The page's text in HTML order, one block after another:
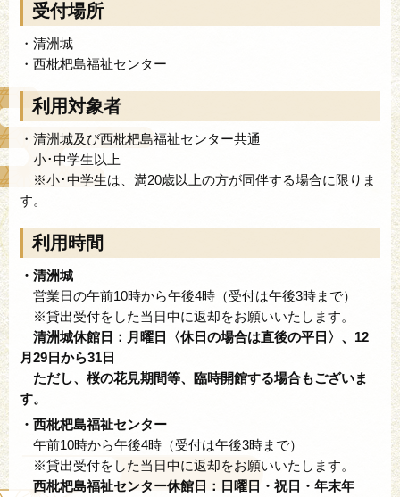
受付場所
・清洲城
・西枇杷島福祉センター
利用対象者
・清洲城及び西枇杷島福祉センター共通
小･中学生以上
※小･中学生は、満20歳以上の方が同伴する場合に限りま
す。
利用時間
・清洲城
営業日の午前10時から午後4時（受付は午後3時まで）
※貸出受付をした当日中に返却をお願いいたします。
清洲城休館日：月曜日〈休日の場合は直後の平日〉、12
月29日から31日
ただし、桜の花見期間等、臨時開館する場合もございま
す。
・西枇杷島福祉センター
午前10時から午後4時（受付は午後3時まで）
※貸出受付をした当日中に返却をお願いいたします。
西枇杷島福祉センター休館日：日曜日・祝日・年末年